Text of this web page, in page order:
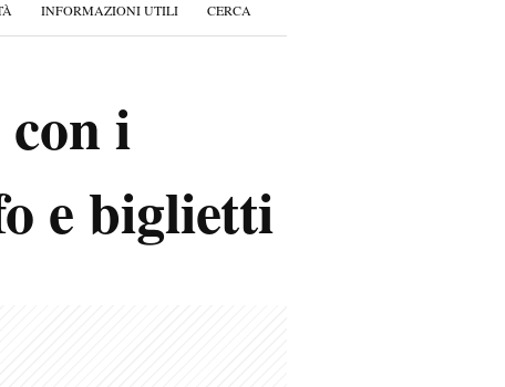
INFORMAZIONI UTILI CERCA
i
e biglietti